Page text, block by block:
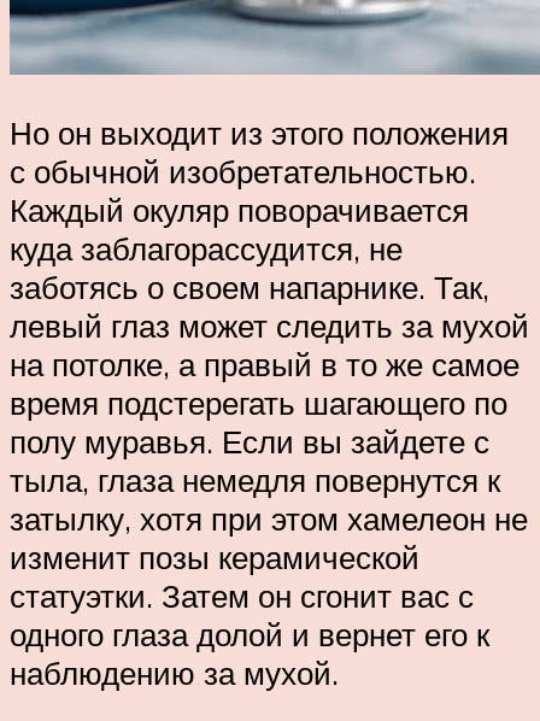
Но он выходит из этого положения
с обычной изобретательностью.
Каждый окуляр поворачивается
куда заблагорассудится, не
заботясь о своем напарнике. Так,
левый глаз может следить за мухой
на потолке, а правый в то же самое
время подстерегать шагающего по
полу муравья. Если вы зайдете с
тыла, глаза немедля повернутся к
затылку, хотя при этом хамелеон не
изменит позы керамической
статуэтки. Затем он сгонит вас с
одного глаза долой и вернет его к
наблюдению за мухой.